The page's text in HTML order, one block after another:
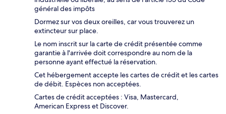
général des impôts
Dormez sur vos deux oreilles, car vous trouverez un
extincteur sur place.
Le nom inscrit sur la carte de crédit présentée comme
garantie à l'arrivée doit correspondre au nom de la
personne ayant effectué la réservation.
Cet hébergement accepte les cartes de crédit et les cartes
de débit. Espèces non acceptées.
Cartes de crédit acceptées : Visa, Mastercard,
American Express et Discover.